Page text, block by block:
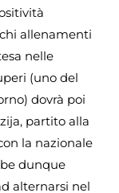
allenamenti
nelle
(uno del
dovrà poi
partito alla
la nazionale
dunque
alternarsi nel